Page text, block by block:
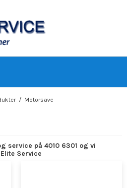
/ Motorsave
service på 4010 6301 og vi
Service